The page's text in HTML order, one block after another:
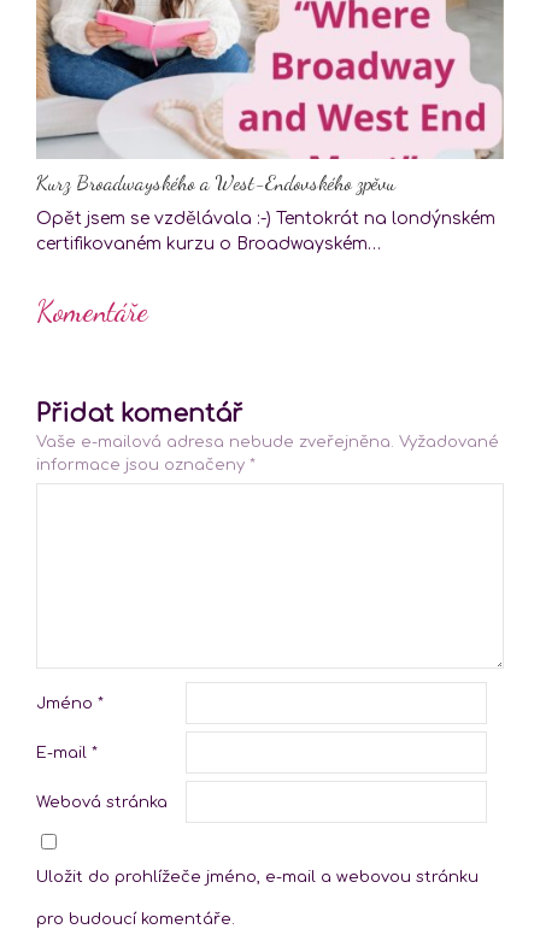
Kurz Broadwayského a West-Endovského zpěvu
Opět jsem se vzdělávala :-) Tentokrát na londýnském
certifikovaném kurzu o Broadwayském…
Komentáře
Přidat komentář
Vaše e-mailová adresa nebude zveřejněna. Vyžadované
informace jsou označeny *
Jméno *
E-mail *
Webová stránka
Uložit do prohlížeče jméno, e-mail a webovou stránku
pro budoucí komentáře.